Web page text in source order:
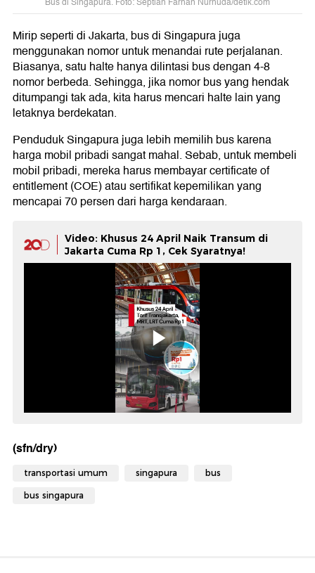
Mirip seperti di Jakarta, bus di Singapura juga
menggunakan nomor untuk menandai rute perjalanan.
Biasanya, satu halte hanya dilintasi bus dengan 4-8
nomor berbeda. Sehingga, jika nomor bus yang hendak
ditumpangi tak ada, kita harus mencari halte lain yang
letaknya berdekatan.
Penduduk Singapura juga lebih memilih bus karena
harga mobil pribadi sangat mahal. Sebab, untuk membeli
mobil pribadi, mereka harus membayar certificate of
entitlement (COE) atau sertifikat kepemilikan yang
mencapai 70 persen dari harga kendaraan.
Video: Khusus 24 April Naik Transum di
Jakarta Cuma Rp 1, Cek Syaratnya!
(sfn/dry)
transportasi umum singapura bus
bus singapura